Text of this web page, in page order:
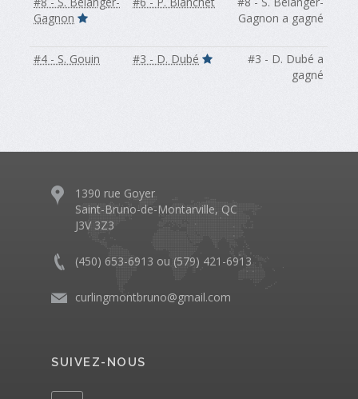
Gagnon
Gagnon a gagné
#4 - S. Gouin #3 - D. Dubé
#3 - D. Dubé a
gagné
1390 rue Goyer
Saint-Bruno-de-Montarville, QC
J3V 3Z3
(450) 653-6913 ou (579) 421-6913
curlingmontbruno@gmail.com
SUIVEZ-NOUS